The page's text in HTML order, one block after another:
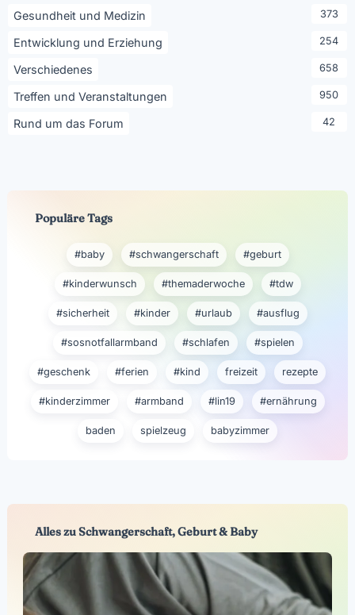
373
Gesundheit und Medizin
254
Entwicklung und Erziehung
658
Verschiedenes
950
Treffen und Veranstaltungen
42
Rund um das Forum
Populäre Tags
#baby #schwangerschaft #geburt
#kinderwunsch #themaderwoche #tdw
#sicherheit #kinder #urlaub #ausflug
#sosnotfallarmband #schlafen #spielen
#geschenk #ferien #kind freizeit rezepte
#kinderzimmer #armband #lin19 #ernährung
baden spielzeug babyzimmer
Alles zu Schwangerschaft, Geburt & Baby